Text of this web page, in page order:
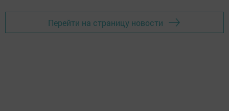
Перейти на страницу новости